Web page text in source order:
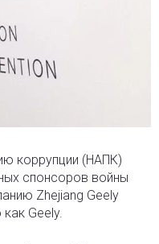
коррупции (НАПК)
спонсоров войны
Zhejiang Geely
Geely.